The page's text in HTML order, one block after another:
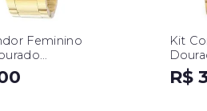
Feminino
Kit
R$